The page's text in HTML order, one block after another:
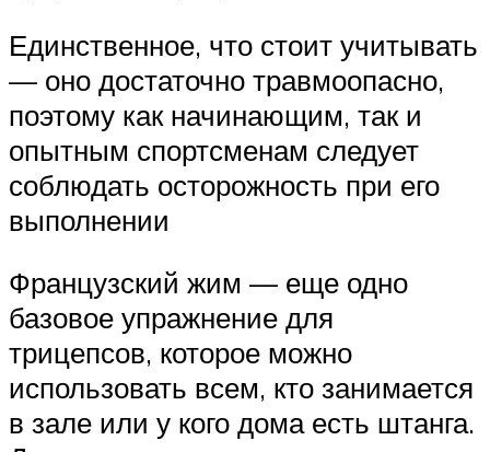
Единственное, что стоит учитывать
— оно достаточно травмоопасно,
поэтому как начинающим, так и
опытным спортсменам следует
соблюдать осторожность при его
выполнении
Французский жим — еще одно
базовое упражнение для
трицепсов, которое можно
использовать всем, кто занимается
в зале или у кого дома есть штанга.